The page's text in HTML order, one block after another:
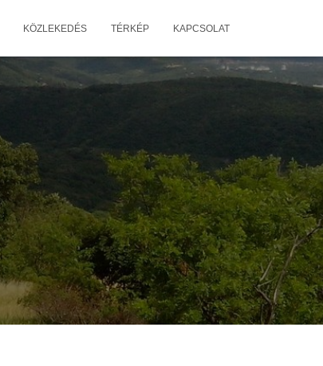
KÖZLEKEDÉS TÉRKÉP KAPCSOLAT